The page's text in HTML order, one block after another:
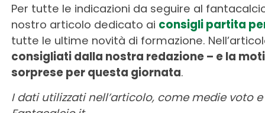
Per tutte le indicazioni da seguire al
nostro articolo dedicato ai consigli partita
tutte le ultime novità di formazione.
consigliati dalla nostra redazione – e la
sorprese per questa giornata.
I dati utilizzati nell’articolo, come medie voto